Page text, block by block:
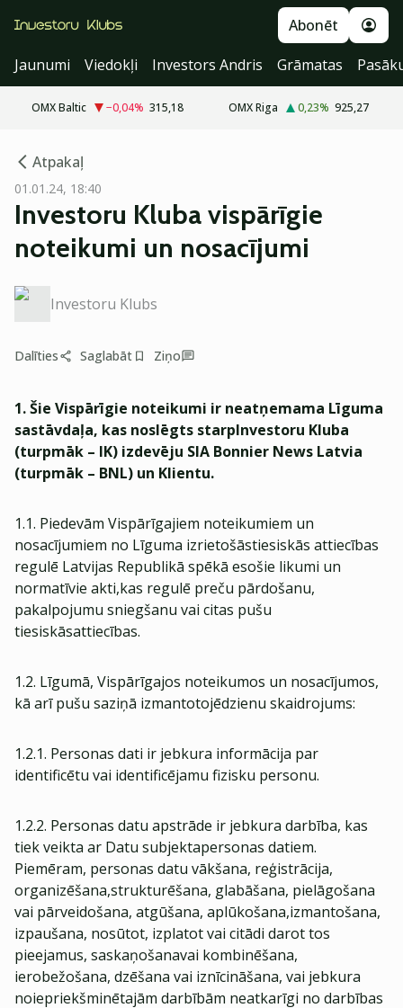
Abonēt
Jaunumi
Viedokļi Investors Andris Grāmatas
OMX Baltic −0,04% 315,18 OMX Riga 0,23% 925,27
Atpakaļ
01.01.24, 18:40
Investoru Kluba vispārīgie
noteikumi un nosacījumi
Investoru Klubs
Dalīties Saglabāt Ziņo
1. Šie Vispārīgie noteikumi ir neatņemama Līguma
sastāvdaļa, kas noslēgts starpInvestoru Kluba
(turpmāk – IK) izdevēju SIA Bonnier News Latvia
(turpmāk – BNL) un Klientu.
1.1. Piedevām Vispārīgajiem noteikumiem un
nosacījumiem no Līguma izrietošāstiesiskās attiecības
regulē Latvijas Republikā spēkā esošie likumi un
normatīvie akti,kas regulē preču pārdošanu,
pakalpojumu sniegšanu vai citas pušu
tiesiskāsattiecības.
1.2. Līgumā, Vispārīgajos noteikumos un nosacījumos,
kā arī pušu saziņā izmantotojēdzienu skaidrojums:
1.2.1. Personas dati ir jebkura informācija par
identificētu vai identificējamu fizisku personu.
1.2.2. Personas datu apstrāde ir jebkura darbība, kas
tiek veikta ar Datu subjektapersonas datiem.
Piemēram, personas datu vākšana, reģistrācija,
organizēšana,strukturēšana, glabāšana, pielāgošana
vai pārveidošana, atgūšana, aplūkošana,izmantošana,
izpaušana, nosūtot, izplatot vai citādi darot tos
pieejamus, saskaņošanavai kombinēšana,
ierobežošana, dzēšana vai iznīcināšana, vai jebkura
noiepriekšminētajām darbībām neatkarīgi no darbības